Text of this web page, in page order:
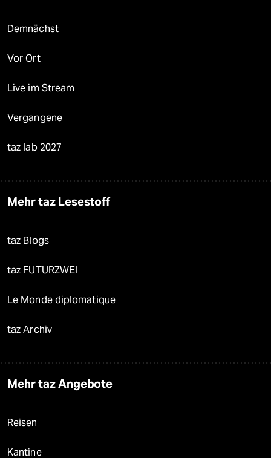
Demnächst
Vor Ort
Live im Stream
Vergangene
taz lab 2027
Mehr taz Lesestoff
taz Blogs
taz FUTURZWEI
Le Monde diplomatique
taz Archiv
Mehr taz Angebote
Reisen
Kantine